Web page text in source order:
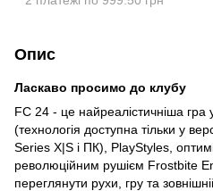
Опис
Ласкаво просимо до клубу
FC 24 - це найреалістичніша гра
(технологія доступна тільки у
Series X|S і ПК), PlayStyles,
революційним рушієм Frostbite
переглянути рухи, гру та